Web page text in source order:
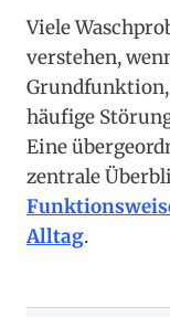
Viele
verstehen,
Grundfunktion,
häufige
Eine
zentrale
Alltag.